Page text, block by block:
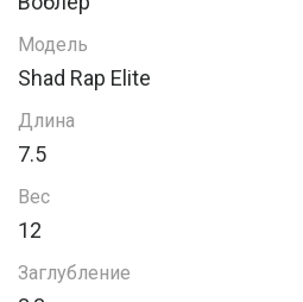
Модель
Shad Rap Elite
Длина
7.5
Вес
12
Заглубление